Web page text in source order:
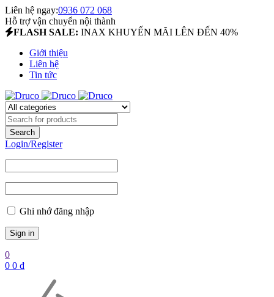
Liên hệ ngay:0936 072 068
Hỗ trợ vận chuyển nội thành
FLASH SALE: INAX KHUYẾN MÃI LÊN ĐẾN 40%
Giới thiệu
Liên hệ
Tin tức
Login/Register
Ghi nhớ đăng nhập
0
0 0 ₫